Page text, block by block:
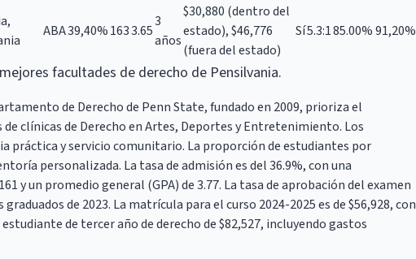
ABA39,40%1633.65
3
años
$30,880 (dentro del
estado), $46,776
(fuera del estado)
Sí5.3:185.00%91,20%
facultades de derecho de Pensilvania.
de Derecho de Penn State, fundado en 2009, prioriza el
clínicas de Derecho en Artes, Deportes y Entretenimiento. Los
práctica y servicio comunitario. La proporción de estudiantes por
personalizada. La tasa de admisión es del 36.9%, con una
y un promedio general (GPA) de 3.77. La tasa de aprobación del examen
de 2023. La matrícula para el curso 2024-2025 es de $56,928, con
de tercer año de derecho de $82,527, incluyendo gastos